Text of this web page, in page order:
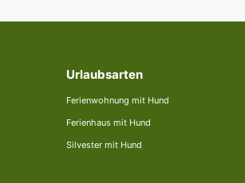
Urlaubsarten
Ferienwohnung mit Hund
Ferienhaus mit Hund
Silvester mit Hund